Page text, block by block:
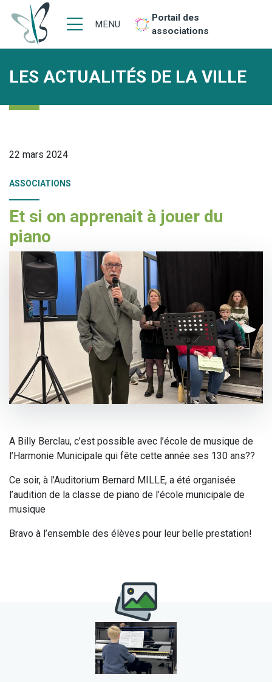
MENU
Portail des
associations
LES ACTUALITÉS DE LA VILLE
22 mars 2024
ASSOCIATIONS
Et si on apprenait à jouer du
piano
A Billy Berclau, c’est possible avec l’école de musique de
l’Harmonie Municipale qui fête cette année ses 130 ans??
Ce soir, à l’Auditorium Bernard MILLE, a été organisée
l’audition de la classe de piano de l’école municipale de
musique
Bravo à l’ensemble des élèves pour leur belle prestation!